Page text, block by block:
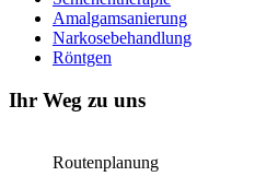
Amalgamsanierung
Narkosebehandlung
Röntgen
Ihr Weg zu uns
Routenplanung